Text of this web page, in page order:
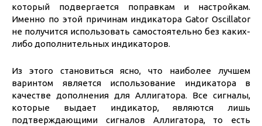
который подвергается поправкам и настройкам.
Именно по этой причинам индикатора Gator Oscillator
не получится использовать самостоятельно без каких-
либо дополнительных индикаторов.
Из этого становиться ясно, что наиболее лучшем
варинтом является использование индикатора в
качестве дополнения для Аллигатора. Все сигналы,
которые выдает индикатор, являются лишь
подтверждающими сигналов Аллигатора, то есть